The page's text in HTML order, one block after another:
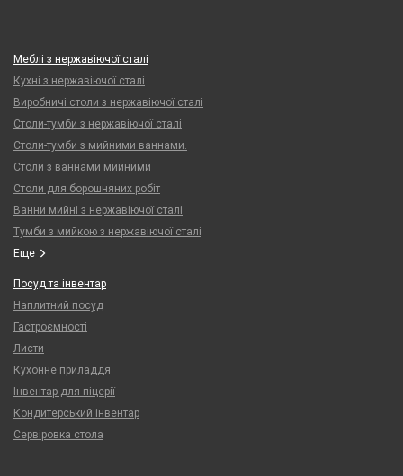
Меблі з нержавіючої сталі
Кухні з нержавіючої сталі
Виробничі столи з нержавіючої сталі
Столи-тумби з нержавіючої сталі
Столи-тумби з мийними ваннами.
Столи з ваннами мийними
Столи для борошняних робіт
Ванни мийні з нержавіючої сталі
Тумби з мийкою з нержавіючої сталі
Еще
Посуд та інвентар
Наплитний посуд
Гастроємності
Листи
Кухонне приладдя
Інвентар для піцерії
Кондитерський інвентар
Сервіровка стола